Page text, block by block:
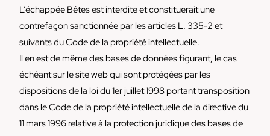
L’échappée Bêtes est interdite et constituerait une
contrefaçon sanctionnée par les articles L. 335-2 et
suivants du Code de la propriété intellectuelle.
Il en est de même des bases de données figurant, le cas
échéant sur le site web qui sont protégées par les
dispositions de la loi du 1er juillet 1998 portant transposition
dans le Code de la propriété intellectuelle de la directive du
11 mars 1996 relative à la protection juridique des bases de